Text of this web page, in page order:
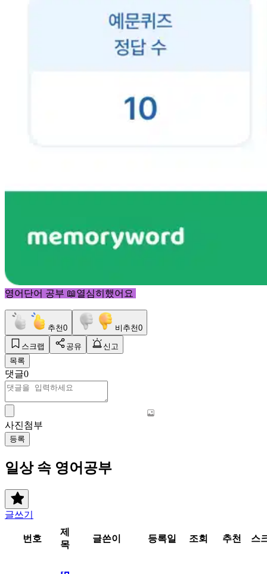
영어단어 공부 📖열심히했어요
추천0 비추천0
스크랩 공유
신고
목록
댓글0
사진첨부
등록
일상 속 영어공부
글쓰기
번호
제
목
글쓴이 등록일 조회 추천 스